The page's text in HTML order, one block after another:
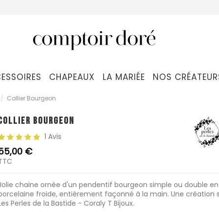
CHAPEAUX LA MARIÉE NOS
Collier Bourgeon
BOURGEON
1 Avis
€
chaine ornée d'un pendentif bourgeon simple ou double en
froide, entièrement façonné à la main. Une création
Perles de la Bastide - Coraly T Bijoux.